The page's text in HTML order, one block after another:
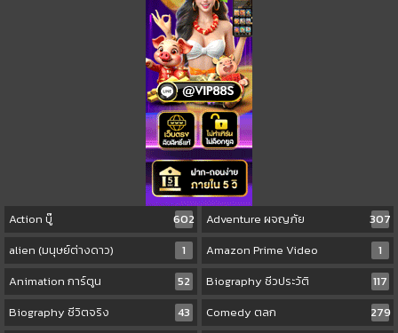
Action บู๊ 602 Adventure ผจญภัย
307
alien (มนุษย์ต่างดาว)
1 Amazon Prime Video
1
Animation การ์ตูน
52 Biography ชีวประวัติ
117
Biography ชีวิตจริง
43 Comedy ตลก
279